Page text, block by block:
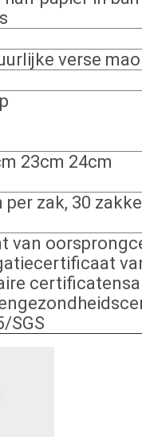
verse
23cm 24cm
per zak, 30
van
SGS